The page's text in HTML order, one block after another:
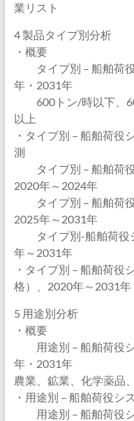
業リスト
4 製品タイプ別分析
・概要
タイプ別 – 船舶荷役
年・2031年
600トン/時以下、
以上
・タイプ別 – 船舶荷役
測
タイプ別 – 船舶荷役
2020年～2024年
タイプ別 – 船舶荷役
2025年～2031年
タイプ別-船舶荷役
年～2031年
・タイプ別 – 船舶荷役
格）、2020年～2031年
5 用途別分析
・概要
用途別 – 船舶荷役シ
年・2031年
農業、鉱業、化学薬品
・用途別 – 船舶荷役シ
用途別 – 船舶荷役シ